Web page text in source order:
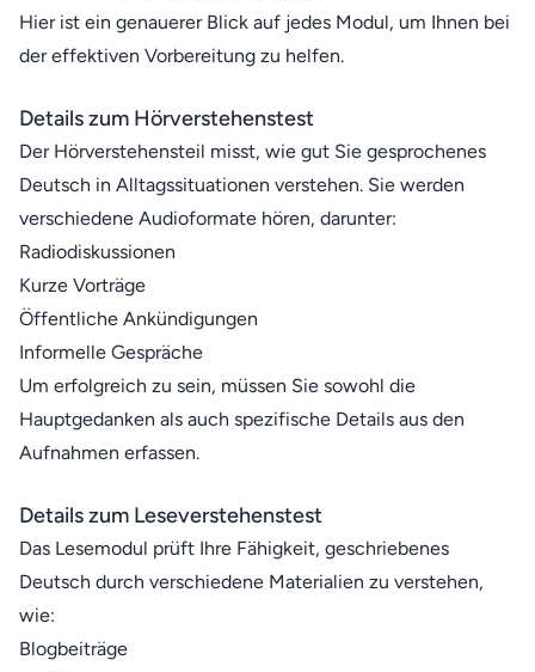
Hier ist ein genauerer Blick auf jedes Modul, um Ihnen bei
der effektiven Vorbereitung zu helfen.
Details zum Hörverstehenstest
Der Hörverstehensteil misst, wie gut Sie gesprochenes
Deutsch in Alltagssituationen verstehen. Sie werden
verschiedene Audioformate hören, darunter:
Radiodiskussionen
Kurze Vorträge
Öffentliche Ankündigungen
Informelle Gespräche
Um erfolgreich zu sein, müssen Sie sowohl die
Hauptgedanken als auch spezifische Details aus den
Aufnahmen erfassen.
Details zum Leseverstehenstest
Das Lesemodul prüft Ihre Fähigkeit, geschriebenes
Deutsch durch verschiedene Materialien zu verstehen,
wie:
Blogbeiträge